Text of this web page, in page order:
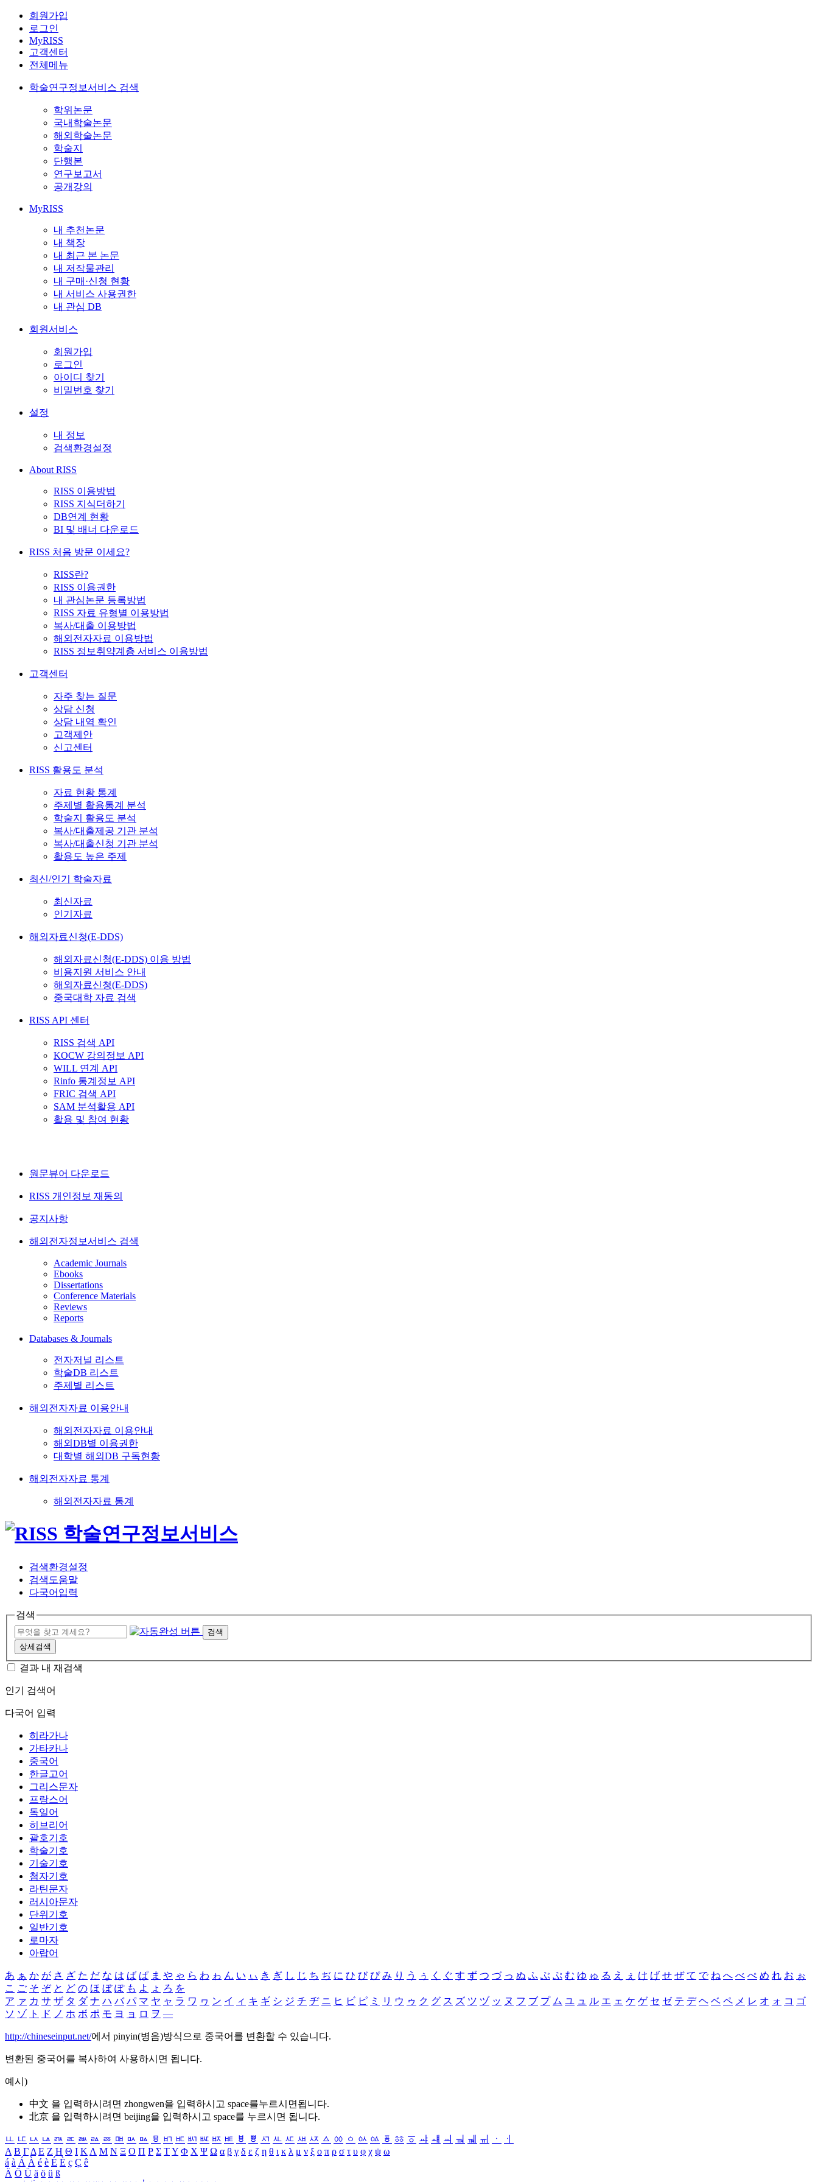
회원가입
로그인
MyRISS
고객센터
전체메뉴
학술연구정보서비스 검색
학위논문
국내학술논문
해외학술논문
학술지
단행본
연구보고서
공개강의
MyRISS
내 추천논문
내 책장
내 최근 본 논문
내 저작물관리
내 구매·신청 현황
내 서비스 사용권한
내 관심 DB
회원서비스
회원가입
로그인
아이디 찾기
비밀번호 찾기
설정
내 정보
검색환경설정
About RISS
RISS 이용방법
RISS 지식더하기
DB연계 현황
BI 및 배너 다운로드
RISS 처음 방문 이세요?
RISS란?
RISS 이용권한
내 관심논문 등록방법
RISS 자료 유형별 이용방법
복사/대출 이용방법
해외전자자료 이용방법
RISS 정보취약계층 서비스 이용방법
고객센터
자주 찾는 질문
상담 신청
상담 내역 확인
고객제안
신고센터
RISS 활용도 분석
자료 현황 통계
주제별 활용통계 분석
학술지 활용도 분석
복사/대출제공 기관 분석
복사/대출신청 기관 분석
활용도 높은 주제
최신/인기 학술자료
최신자료
인기자료
해외자료신청(E-DDS)
해외자료신청(E-DDS) 이용 방법
비용지원 서비스 안내
해외자료신청(E-DDS)
중국대학 자료 검색
RISS API 센터
RISS 검색 API
KOCW 강의정보 API
WILL 연계 API
Rinfo 통계정보 API
FRIC 검색 API
SAM 분석활용 API
활용 및 참여 현황
원문뷰어 다운로드
RISS 개인정보 재동의
공지사항
해외전자정보서비스 검색
Academic Journals
Ebooks
Dissertations
Conference Materials
Reviews
Reports
Databases & Journals
전자저널 리스트
학술DB 리스트
주제별 리스트
해외전자자료 이용안내
해외전자자료 이용안내
해외DB별 이용권한
대학별 해외DB 구독현황
해외전자자료 통계
해외전자자료 통계
검색환경설정
검색도움말
다국어입력
검색
검색
상세검색
결과 내 재검색
인기 검색어
다국어 입력
히라가나
가타카나
중국어
한글고어
그리스문자
프랑스어
독일어
히브리어
괄호기호
학술기호
기술기호
첨자기호
라틴문자
러시아문자
단위기호
일반기호
로마자
아랍어
あ ぁ か が さ ざ た だ な は ば ぱ ま や ゃ ら わ ゎ ん い ぃ き ぎ し じ ち ぢ に ひ び ぴ み り う ぅ く ぐ す ず つ づ っ ぬ ふ ぶ ぷ む ゆ ゅ る え ぇ け げ せ ぜ て で ね へ べ ぺ め れ お ぉ
こ ご そ ぞ と ど の ほ ぼ ぽ も よ ょ ろ を
ア ァ カ サ ザ タ ダ ナ ハ バ パ マ ヤ ャ ラ ワ ヮ ン イ ィ キ ギ シ ジ チ ヂ ニ ヒ ビ ピ ミ リ ウ ゥ ク グ ス ズ ツ ヅ ッ ヌ フ ブ プ ム ユ ュ ル エ ェ ケ ゲ セ ゼ テ デ ヘ ベ ペ メ レ オ ォ コ ゴ
ソ ゾ ト ド ノ ホ ボ ポ モ ヨ ョ ロ ヲ ―
http://chineseinput.net/에서 pinyin(병음)방식으로 중국어를 변환할 수 있습니다.
변환된 중국어를 복사하여 사용하시면 됩니다.
예시)
中文 을 입력하시려면 zhongwen을 입력하시고 space를누르시면됩니다.
北京 을 입력하시려면 beijing을 입력하시고 space를 누르시면 됩니다.
ㅥ ㅦ ㅧ ㅨ ㅩ ㅪ ㅫ ㅬ ㅭ ㅮ ㅯ ㅰ ㅱ ㅲ ㅳ ㅴ ㅵ ㅶ ㅷ ㅸ ㅹ ㅺ ㅻ ㅼ ㅽ ㅾ ㅿ ㆀ ㆁ ㆂ ㆃ ㆄ ㆅ ㆆ ㆇ ㆈ ㆉ ㆊ ㆋ ㆌ ㆍ
ㆎ
Α Β ΓΔ Ε Ζ Η Θ Ι ΚΛ Μ Ν Ξ Ο Π Ρ Σ ΤΥ Φ Χ Ψ Ω α β γ δ ε ζ η θ ι κ λ μ ν ξ ο π ρ σ τ υ φ χ ψ ω
á à Á À é è É È ç Ç ê
Ä Ö Ü ä ö ü ß